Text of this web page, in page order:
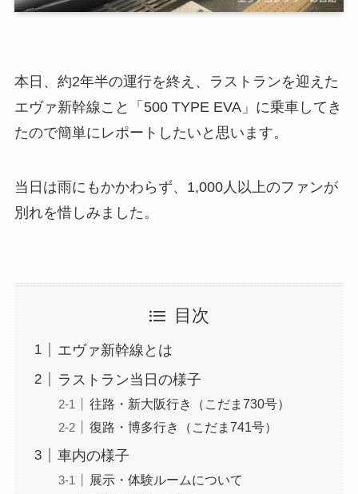
本日、約2年半の運行を終え、ラストランを迎えた
エヴァ新幹線こと「500 TYPE EVA」に乗車してき
たので簡単にレポートしたいと思います。
当日は雨にもかかわらず、1,000人以上のファンが
別れを惜しみました。
目次
エヴァ新幹線とは
ラストラン当日の様子
往路・新大阪行き（こだま730号）
復路・博多行き（こだま741号）
車内の様子
展示・体験ルームについて